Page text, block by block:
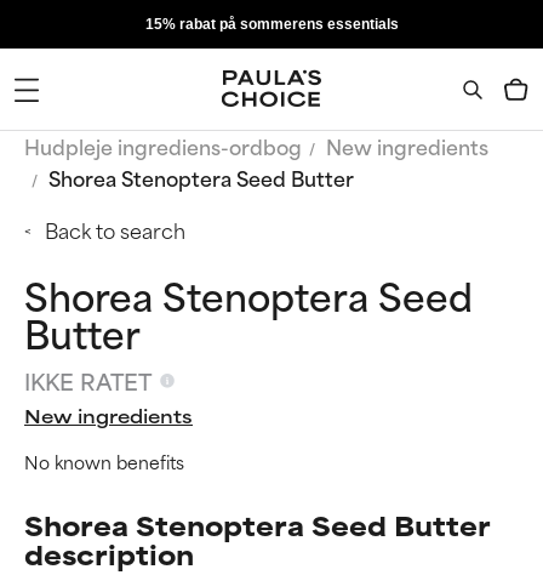
15% rabat på sommerens essentials
Hudpleje ingrediens-ordbog
New ingredients
Shorea Stenoptera Seed Butter
Back to search
Shorea Stenoptera Seed
Butter
IKKE RATET
New ingredients
No known benefits
Shorea Stenoptera Seed Butter
description